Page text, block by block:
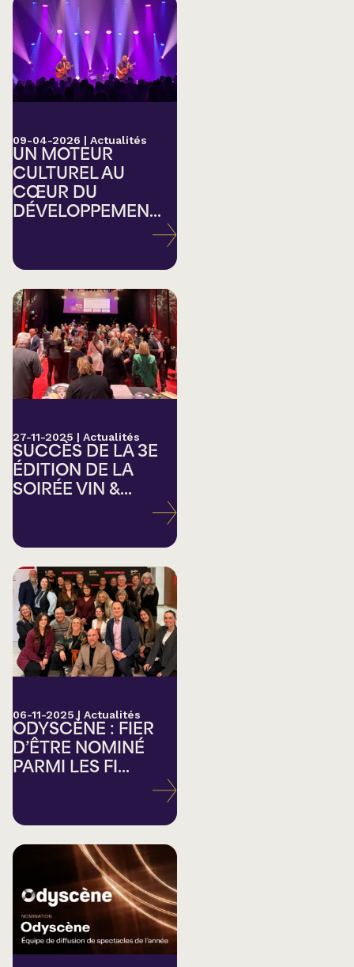
09-04-2026 | Actualités
UN MOTEUR
CULTUREL AU
CŒUR DU
DÉVELOPPEMEN...
27-11-2025 | Actualités
SUCCÈS DE LA 3E
ÉDITION DE LA
SOIRÉE VIN &...
06-11-2025 | Actualités
ODYSCÈNE : FIER
D’ÊTRE NOMINÉ
PARMI LES FI...